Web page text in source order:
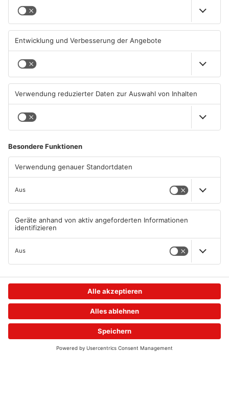
Wegen Trockenheit: Neue
Regeln auf A'burger
Friedhöfen
31.07.2026, 11:46 UHR IN KREIS
ASCHAFFENBURG
31.07.2026, 11:42 UHR IN KREIS
ASCHAFFENBURG